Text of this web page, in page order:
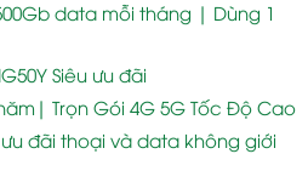
500Gb data mỗi tháng | Dùng 1
Siêu ưu đãi
Trọn Gói 4G 5G Tốc Độ Cao
ưu đãi thoại và data không giới